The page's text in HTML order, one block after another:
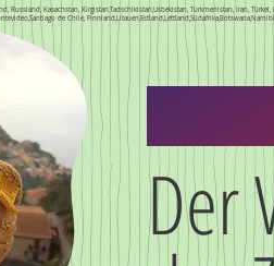
Kasachstan, Kirgistan,Tadschikistan,Usbekistan, Turkmenistan, Iran,
de Chile,
Der